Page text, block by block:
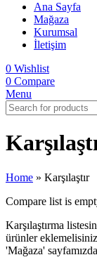
Ana Sayfa
Mağaza
Kurumsal
İletişim
0 Wishlist
0 Compare
Menu
Home » Karşılaştır
Compare list is
Karşılaştırma
ürünler
'Mağaza'